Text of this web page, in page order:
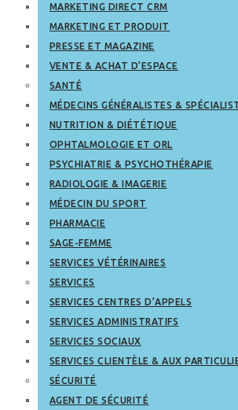
MARKETING DIRECT CRM
MARKETING ET PRODUIT
PRESSE ET MAGAZINE
VENTE & ACHAT D’ESPACE
SANTÉ
MÉDECINS GÉNÉRALISTES &
NUTRITION & DIÉTÉTIQUE
OPHTALMOLOGIE ET ORL
PSYCHIATRIE & PSYCHOTHÉRAPIE
RADIOLOGIE & IMAGERIE
MÉDECIN DU SPORT
PHARMACIE
SAGE-FEMME
SERVICES VÉTÉRINAIRES
SERVICES
SERVICES CENTRES D’APPELS
SERVICES ADMINISTRATIFS
SERVICES SOCIAUX
SERVICES CLIENTÈLE & AUX
SÉCURITÉ
AGENT DE SÉCURITÉ